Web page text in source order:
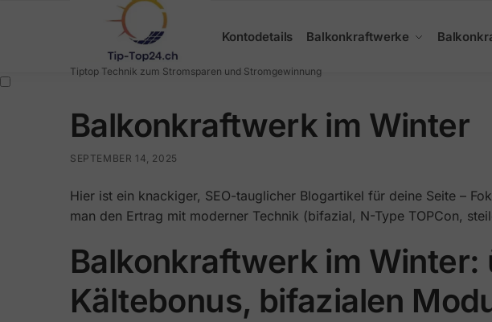
Tiptop Technik zum Stromsparen und Stromgewinnung
Kontodetails Balkonkraftwerke
Balkonkraftwerk im Winter
SEPTEMBER 14, 2025
Hier ist ein knackiger, SEO-tauglicher Blogartikel für deine Seite –
man den Ertrag mit moderner Technik (bifazial, N-Type TOPCon,
Balkonkraftwerk im
Kältebonus, bifazialen